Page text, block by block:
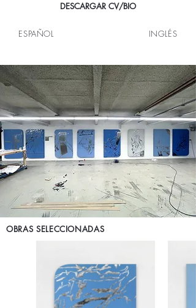
DESCARGAR CV/BIO
ESPAÑOL INGLÉS
OBRAS SELECCIONADAS